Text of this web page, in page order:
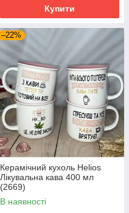
Купити
–22%
Керамічний кухоль Helios
Лікувальна кава 400 мл
(2669)
В наявності